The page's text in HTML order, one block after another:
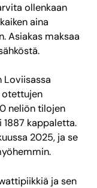
ollenkaan
aina
Asiakas maksaa
otettujen
neliön tilojen
kappaletta.
2025, ja se
ja sen